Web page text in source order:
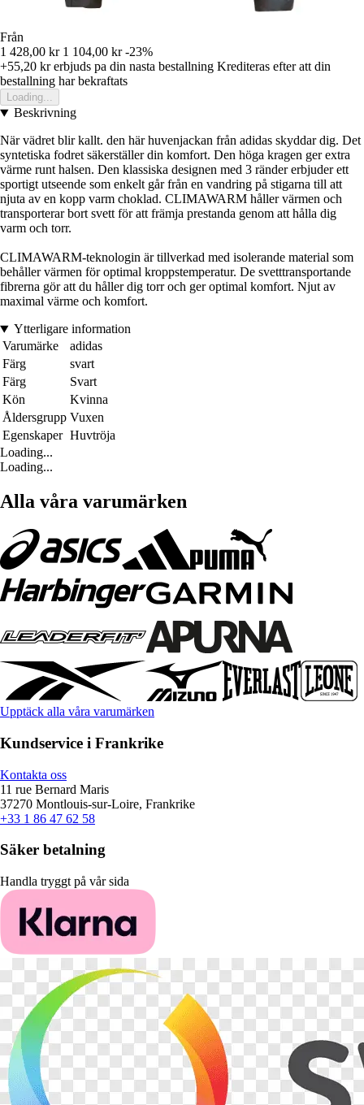
Från
1 428,00 kr 1 104,00 kr -23%
+55,20 krerbjuds pa din nasta bestallning Krediteras efter att din
bestallning har bekraftats
Loading...
Beskrivning
När vädret blir kallt. den här huvenjackan från adidas skyddar dig. Det
syntetiska fodret säkerställer din komfort. Den höga kragen ger extra
värme runt halsen. Den klassiska designen med 3 ränder erbjuder ett
sportigt utseende som enkelt går från en vandring på stigarna till att
njuta av en kopp varm choklad. CLIMAWARM håller värmen och
transporterar bort svett för att främja prestanda genom att hålla dig
varm och torr.
CLIMAWARM-teknologin är tillverkad med isolerande material som
behåller värmen för optimal kroppstemperatur. De svetttransportande
fibrerna gör att du håller dig torr och ger optimal komfort. Njut av
maximal värme och komfort.
Ytterligare information
Varumärke
adidas
Färg
svart
Färg
Svart
Kön
Kvinna
Åldersgrupp Vuxen
Egenskaper Huvtröja
Loading...
Loading...
Alla våra varumärken
Upptäck alla våra varumärken
Kundservice i Frankrike
Kontakta oss
11 rue Bernard Maris
37270 Montlouis-sur-Loire, Frankrike
+33 1 86 47 62 58
Säker betalning
Handla tryggt på vår sida